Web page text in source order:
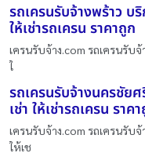
รถเครนรับจ้างพร้าว บริ
ให้เช่ารถเครน ราคาถูก
เครนรับจ้าง.com รถเครนรับ
ใ
รถเครนรับจ้างนครชัยศ
เช่า ให้เช่ารถเครน ราค
เครนรับจ้าง.com รถเครนรับ
ให้เช